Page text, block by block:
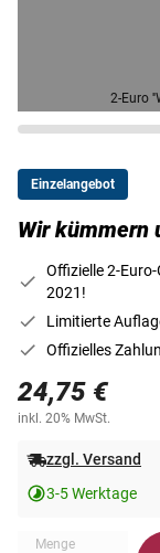
2-Euro
Einzelangebot
Wir kümmern
Offizielle 2-
2021!
Limitierte
Offizielles
24,75 €
inkl. 20% MwSt.
zzgl. Versand
3-5 Werktage
Menge